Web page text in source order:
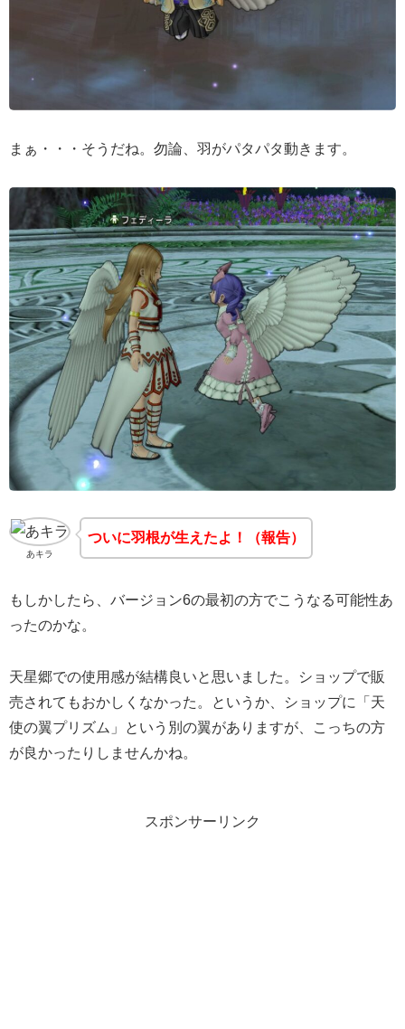
まぁ・・・そうだね。勿論、羽がパタパタ動きます。
あキラ
ついに羽根が生えたよ！（報告）
もしかしたら、バージョン6の最初の方でこうなる可能性あ
ったのかな。
天星郷での使用感が結構良いと思いました。ショップで販
売されてもおかしくなかった。というか、ショップに「天
使の翼プリズム」という別の翼がありますが、こっちの方
が良かったりしませんかね。
スポンサーリンク